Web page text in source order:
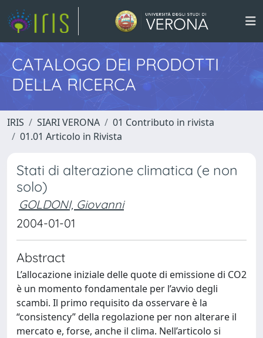
CATALOGO DEI PRODOTTI
DELLA RICERCA
IRIS SIARI VERONA
01 Contributo in rivista
01.01 Articolo in Rivista
Stati di alterazione climatica (e non
solo)
GOLDONI, Giovanni
2004-01-01
Abstract
L’allocazione iniziale delle quote di emissione di CO2
è un momento fondamentale per l’avvio degli
scambi. Il primo requisito da osservare è la
“consistency” della regolazione per non alterare il
mercato e, forse, anche il clima. Nell’articolo si